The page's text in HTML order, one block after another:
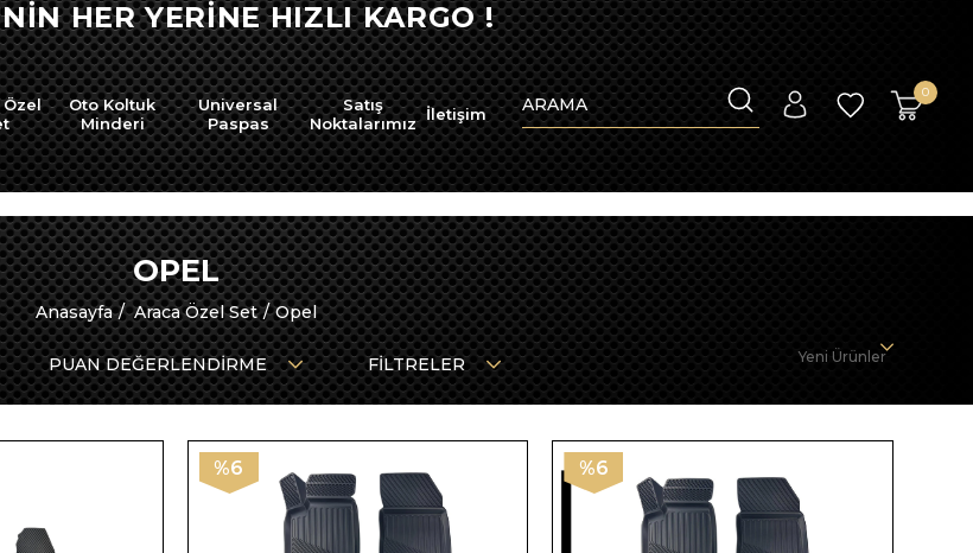
HER YERİNE HIZLI KARGO !
Özel
Oto Koltuk
Minderi
Universal
Paspas
Satış
Noktalarımız İletişim
0
OPEL
Anasayfa Araca Özel Set Opel
PUAN DEĞERLENDIRME FILTRELER Yeni Ürünler
%6 %6